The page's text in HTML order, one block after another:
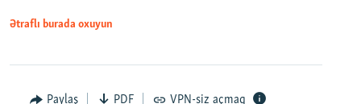
Ətraflı burada oxuyun
Paylaş PDF VPN-siz açmaq